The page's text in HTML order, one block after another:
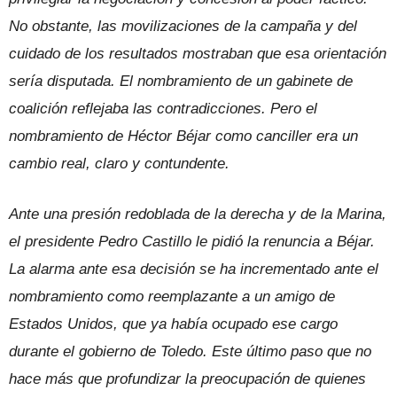
No obstante, las movilizaciones de la campaña y del
cuidado de los resultados mostraban que esa orientación
sería disputada. El nombramiento de un gabinete de
coalición reflejaba las contradicciones. Pero el
nombramiento de Héctor Béjar como canciller era un
cambio real, claro y contundente.
Ante una presión redoblada de la derecha y de la Marina,
el presidente Pedro Castillo le pidió la renuncia a Béjar.
La alarma ante esa decisión se ha incrementado ante el
nombramiento como reemplazante a un amigo de
Estados Unidos, que ya había ocupado ese cargo
durante el gobierno de Toledo. Este último paso que no
hace más que profundizar la preocupación de quienes